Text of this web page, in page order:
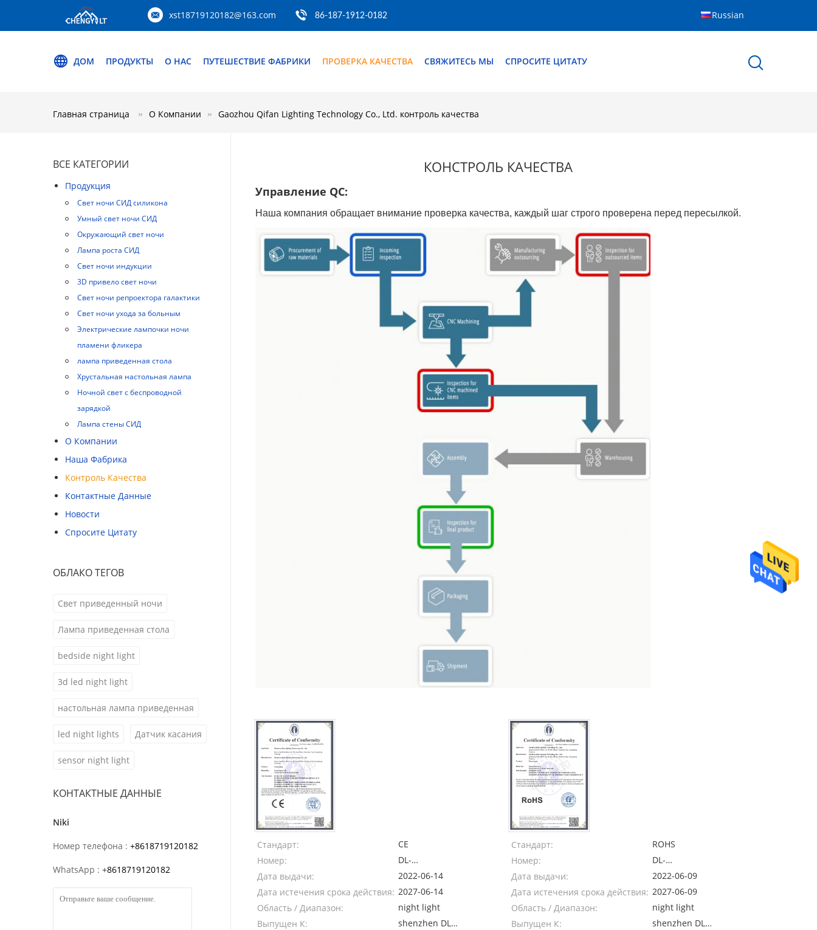
xst18719120182@163.com 86-187-1912-0182 Russian
ДОМ ПРОДУКТЫ О НАС ПУТЕШЕСТВИЕ ФАБРИКИ ПРОВЕРКА КАЧЕСТВА СВЯЖИТЕСЬ МЫ СПРОСИТЕ ЦИТАТУ
Главная страница О Компании Gaozhou Qifan Lighting Technology Co., Ltd. контроль качества
ВСЕ КАТЕГОРИИ
Продукция
Свет ночи СИД силикона
Умный свет ночи СИД
Окружающий свет ночи
Лампа роста СИД
Свет ночи индукции
3D привело свет ночи
Свет ночи репроектора галактики
Свет ночи ухода за больным
Электрические лампочки ночи
пламени фликера
лампа приведенная стола
Хрустальная настольная лампа
Ночной свет с беспроводной
зарядкой
Лампа стены СИД
О Компании
Наша Фабрика
Контроль Качества
Контактные Данные
Новости
Спросите Цитату
ОБЛАКО ТЕГОВ
Свет приведенный ночи
Лампа приведенная стола
bedside night light
3d led night light
настольная лампа приведенная
led night lights Датчик касания
sensor night light
КОНТАКТНЫЕ ДАННЫЕ
Niki
Номер телефона : +8618719120182
WhatsApp : +8618719120182
КОНСТРОЛЬ КАЧЕСТВА
Управление QC:
Наша компания обращает внимание проверка качества, каждый шаг строго проверена перед пересылкой.
Стандарт:
CE
Номер:
DL-
20220614013C
Дата выдачи:
2022-06-14
Дата истечения срока действия: 2027-06-14
Область / Диапазон:
night light
Выпущен К:
shenzhen DL
Стандарт:
ROHS
Номер:
DL-
20220606004C
Дата выдачи:
2022-06-09
Дата истечения срока действия: 2027-06-09
Область / Диапазон:
night light
Выпущен К:
shenzhen DL